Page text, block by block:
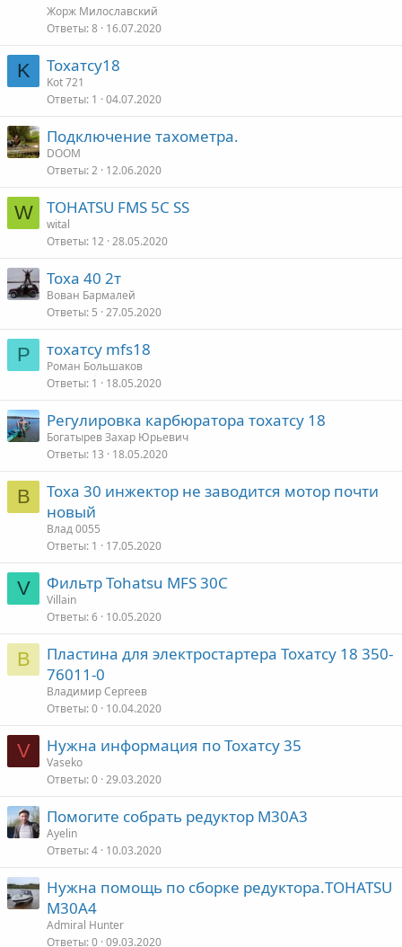
Жорж Милославский
Ответы 8 16.07.2020
K Тохатсу18
Kot 721
Ответы 1 04.07.2020
Подключение тахометра.
DOOM
Ответы 2 12.06.2020
W TOHATSU FMS 5C SS
wital
Ответы 12 28.05.2020
Тоха 40 2т
Вован Бармалей
Ответы 5 27.05.2020
Р тохатсу mfs18
Роман Большаков
Ответы 1 18.05.2020
Регулировка карбюратора тохатсу 18
Богатырев Захар Юрьевич
Ответы 13 18.05.2020
В
Тоха 30 инжектор не заводится мотор почти
новый
Влад 0055
Ответы 1 17.05.2020
V Фильтр Tohatsu MFS 30C
Villain
Ответы 6 10.05.2020
В
Пластина для электростартера Тохатсу 18 350-
76011-0
Владимир Сергеев
Ответы 0 10.04.2020
V Нужна информация по Тохатсу 35
Vaseko
Ответы 0 29.03.2020
Помогите собрать редуктор М30А3
Ayelin
Ответы 4 10.03.2020
Нужна помощь по cборке редуктора.TOHATSU
M30A4
Admiral Hunter
Ответы 0 09.03.2020